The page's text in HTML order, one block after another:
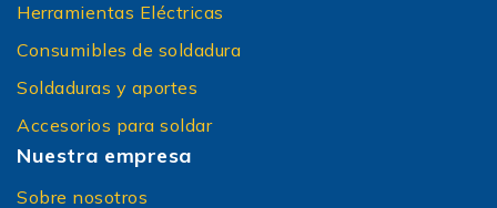
Herramientas Eléctricas
Consumibles de soldadura
Soldaduras y aportes
Accesorios para soldar
Nuestra empresa
Sobre nosotros